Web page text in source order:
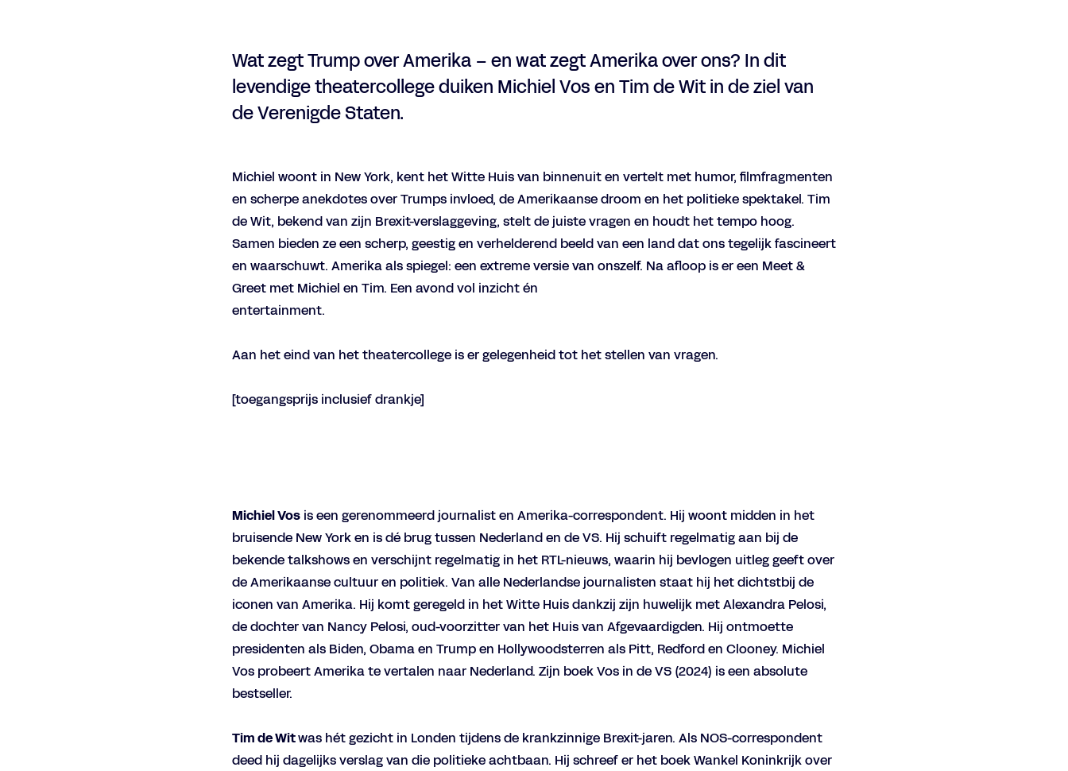
Wat zegt Trump over Amerika – en wat zegt Amerika over ons? In dit
levendige theatercollege duiken Michiel Vos en Tim de Wit in de ziel van
de Verenigde Staten.
Michiel woont in New York, kent het Witte Huis van binnenuit en vertelt met humor, filmfragmenten
en scherpe anekdotes over Trumps invloed, de Amerikaanse droom en het politieke spektakel. Tim
de Wit, bekend van zijn Brexit-verslaggeving, stelt de juiste vragen en houdt het tempo hoog.
Samen bieden ze een scherp, geestig en verhelderend beeld van een land dat ons tegelijk fascineert
en waarschuwt. Amerika als spiegel: een extreme versie van onszelf. Na afloop is er een Meet &
Greet met Michiel en Tim. Een avond vol inzicht én
entertainment.
Aan het eind van het theatercollege is er gelegenheid tot het stellen van vragen.
[toegangsprijs inclusief drankje]
Michiel Vos is een gerenommeerd journalist en Amerika-correspondent. Hij woont midden in het
bruisende New York en is dé brug tussen Nederland en de VS. Hij schuift regelmatig aan bij de
bekende talkshows en verschijnt regelmatig in het RTL-nieuws, waarin hij bevlogen uitleg geeft over
de Amerikaanse cultuur en politiek. Van alle Nederlandse journalisten staat hij het dichtstbij de
iconen van Amerika. Hij komt geregeld in het Witte Huis dankzij zijn huwelijk met Alexandra Pelosi,
de dochter van Nancy Pelosi, oud-voorzitter van het Huis van Afgevaardigden. Hij ontmoette
presidenten als Biden, Obama en Trump en Hollywoodsterren als Pitt, Redford en Clooney. Michiel
Vos probeert Amerika te vertalen naar Nederland. Zijn boek Vos in de VS (2024) is een absolute
bestseller.
Tim de Witwas hét gezicht in Londen tijdens de krankzinnige Brexit-jaren. Als NOS-correspondent
deed hij dagelijks verslag van die politieke achtbaan. Hij schreef er het boek Wankel Koninkrijk over
Inzoomen